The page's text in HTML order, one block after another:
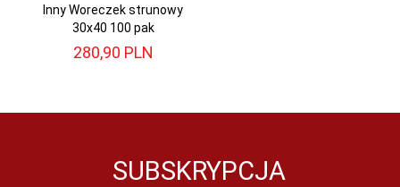
Inny Woreczek strunowy
30x40 100 pak
280,90 PLN
SUBSKRYPCJA